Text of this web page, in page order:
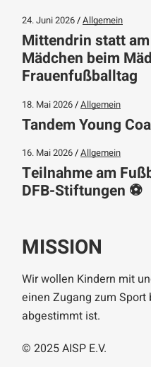
24. Juni 2026 Allgemein
Mittendrin statt
Mädchen beim
Frauenfußballtag
18. Mai 2026 Allgemein
Tandem Young
16. Mai 2026 Allgemein
Teilnahme am
DFB-Stiftungen ⚽️
MISSION
Wir wollen Kindern mit
einen Zugang zum
abgestimmt ist.
© 2025AISP E.V.